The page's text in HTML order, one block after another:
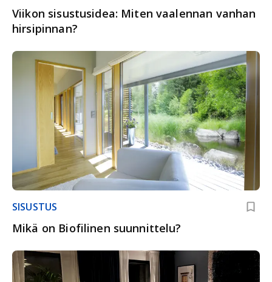
Viikon sisustusidea: Miten vaalennan vanhan
hirsipinnan?
SISUSTUS
Mikä on Biofilinen suunnittelu?